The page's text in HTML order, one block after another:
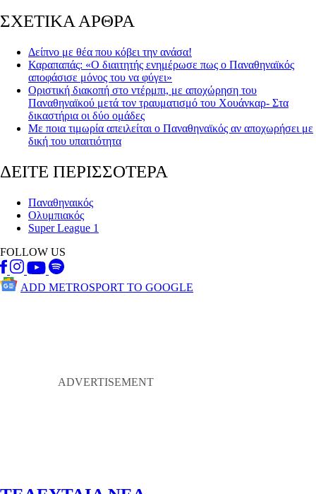
ΣΧΕΤΙΚΑ ΑΡΘΡΑ
Δείπνο με θέα που κόβει την ανάσα!
Καραπαπάς: «Ο διαιτητής ενημέρωσε πως ο Παναθηναϊκός
αποφάσισε μόνος του να φύγει»
Οριστική διακοπή στο ντέρμπι, με αποχώρηση του
Παναθηναϊκού μετά τον τραυματισμό του Χουάνκαρ- Στα
δικαστήρια οι δύο ομάδες
Με ποια τιμωρία απειλείται ο Παναθηναϊκός αν αποχωρήσει με
δική του υπαιτιότητα
ΔΕΙΤΕ ΠΕΡΙΣΣΟΤΕΡΑ
Παναθηναικός
Ολυμπιακός
Super League 1
FOLLOW US
ADD METROSPORT TO GOOGLE